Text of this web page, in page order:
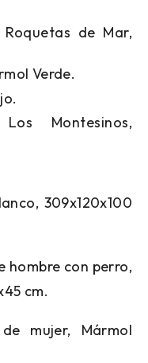
Roquetas de Mar,
Verde.
Los Montesinos,
309x120x100
hombre con perro,
cm.
mujer, Mármol